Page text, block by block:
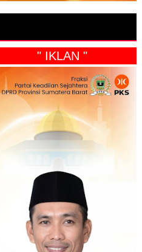
" IKLAN "